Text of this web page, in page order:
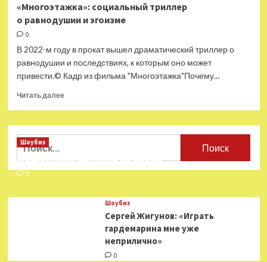
«Многоэтажка»: социальный триллер
о равнодушии и эгоизме
0
В 2022-м году в прокат вышел драматический триллер о
равнодушии и последствиях, к которым оно может
привести.© Кадр из фильма "Многоэтажка"Почему...
Читать далееПрочитать
«Многоэтажка»:
о равнодушии
и эгоизме
Найти:
Шоубиз
Мошенники взялись за звезд
0
Шоубиз
Сергей Жигунов: «Играть
гардемарина мне уже
неприлично»
0